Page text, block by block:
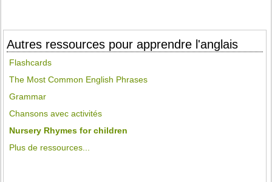
Autres ressources pour apprendre l'anglais
Flashcards
The Most Common English Phrases
Grammar
Chansons avec activités
Nursery Rhymes for children
Plus de ressources...